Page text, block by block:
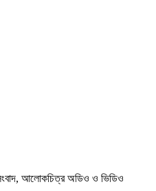
আলোকচিত্র অডিও ও ভিডিও